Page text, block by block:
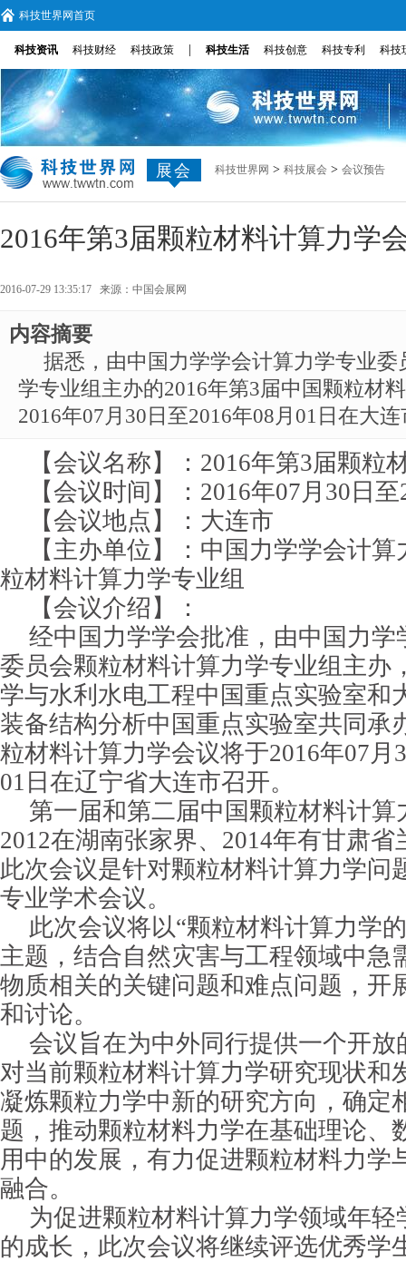
科技世界网首页
科技资讯 科技财经 科技政策 科技生活 科技创意 科技专利 科技
展会 科技世界网 > 科技展会 > 会议预告
2016年第3届颗粒材料计算力学
2016-07-29 13:35:17 来源： 中国会展网
内容摘要
据悉，由中国力学学会计算力学专业
学专业组主办的2016年第3届中国颗粒材
2016年07月30日至2016年08月01日在大
【会议名称】：2016年第3届颗粒
【会议时间】：2016年07月30日
【会议地点】：大连市
【主办单位】：中国力学学会计
粒材料计算力学专业组
【会议介绍】：
经中国力学学会批准，由中国力学
委员会颗粒材料计算力学专业组主办
学与水利水电工程中国重点实验室和
装备结构分析中国重点实验室共同承
粒材料计算力学会议将于2016年07月
01日在辽宁省大连市召开。
第一届和第二届中国颗粒材料计算
2012在湖南张家界、2014年有甘肃
此次会议是针对颗粒材料计算力学问
专业学术会议。
此次会议将以“颗粒材料计算力学
主题，结合自然灾害与工程领域中急
物质相关的关键问题和难点问题，开
和讨论。
会议旨在为中外同行提供一个开放
对当前颗粒材料计算力学研究现状和
凝炼颗粒力学中新的研究方向，确定
题，推动颗粒材料力学在基础理论、
用中的发展，有力促进颗粒材料力学
融合。
为促进颗粒材料计算力学领域年
的成长，此次会议将继续评选优秀学